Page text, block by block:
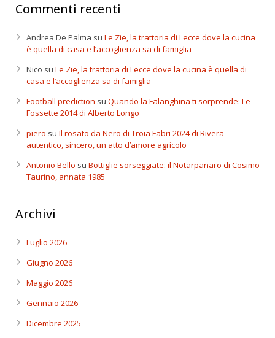
Commenti recenti
Andrea De Palma su Le Zie, la trattoria di Lecce dove la cucina
è quella di casa e l’accoglienza sa di famiglia
Nico su Le Zie, la trattoria di Lecce dove la cucina è quella di
casa e l’accoglienza sa di famiglia
Football prediction su Quando la Falanghina ti sorprende: Le
Fossette 2014 di Alberto Longo
piero su Il rosato da Nero di Troia Fabri 2024 di Rivera —
autentico, sincero, un atto d’amore agricolo
Antonio Bello su Bottiglie sorseggiate: il Notarpanaro di Cosimo
Taurino, annata 1985
Archivi
Luglio 2026
Giugno 2026
Maggio 2026
Gennaio 2026
Dicembre 2025